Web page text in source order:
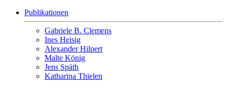
Publikationen
Gabriele B. Clemens
Ines Heisig
Alexander Hilpert
Malte König
Jens Späth
Katharina Thielen